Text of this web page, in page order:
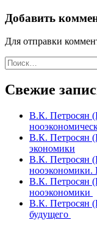
Добавить
Для отправки
Найти:
Свежие
В.К. Петросян
В.К. Петросян
экономики
В.К. Петросян
В.К. Петросян
нооэкономики
В.К. Петросян
будущего